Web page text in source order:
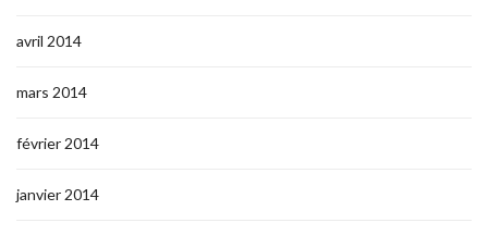
avril 2014
mars 2014
février 2014
janvier 2014